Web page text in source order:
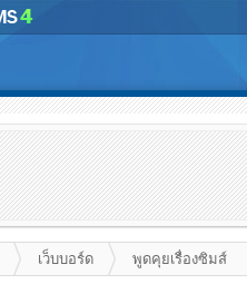
เว็บบอร์ด พูดคุยเรื่องซิมส์